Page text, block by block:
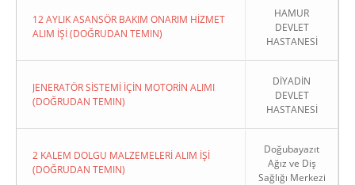
12 AYLIK ASANSÖR BAKIM ONARIM HİZMET
ALIM İŞİ (DOĞRUDAN TEMIN)
HAMUR
DEVLET
HASTANESİ
JENERATÖR SİSTEMİ İÇİN MOTORİN ALIMI
(DOĞRUDAN TEMIN)
DİYADİN
DEVLET
HASTANESİ
2 KALEM DOLGU MALZEMELERİ ALIM İŞİ
(DOĞRUDAN TEMIN)
Doğubayazıt
Ağız ve Diş
Sağlığı Merkezi